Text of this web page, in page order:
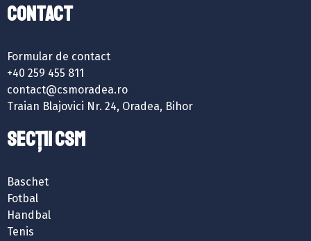
Contact
Formular de contact
+40 259 455 811
contact@csmoradea.ro
Traian Blajovici Nr. 24, Oradea, Bihor
SECȚII CSM
Baschet
Fotbal
Handbal
Tenis